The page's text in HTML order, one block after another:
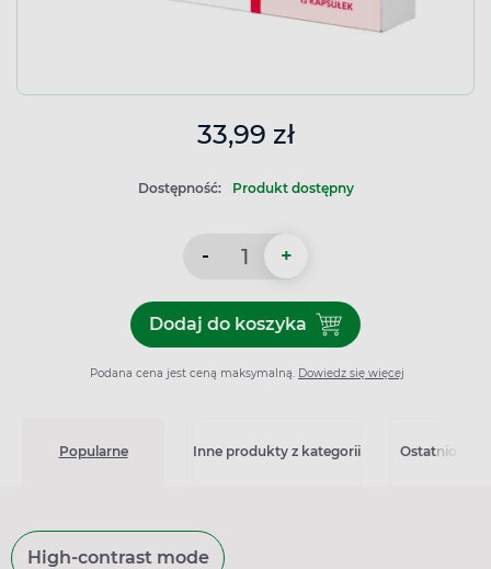
33,99 zł
Dostępność: Produkt dostępny
- +
Dodaj do koszykaDodaj do koszyka
Podana cena jest ceną maksymalną. Dowiedz się więcej
Popularne Inne produkty z kategorii Ostatnio
High-contrast mode